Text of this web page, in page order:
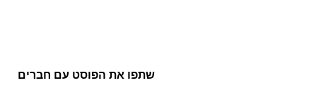
שתפו את הפוסט עם חברים